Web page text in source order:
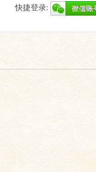
快捷登录: